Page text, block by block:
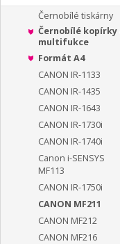
Černobílé tiskárny
Černobílé kopírky
multifukce
Formát A4
CANON IR-1133
CANON IR-1435
CANON IR-1643
CANON IR-1730i
CANON IR-1740i
Canon i-SENSYS
MF113
CANON IR-1750i
CANON MF211
CANON MF212
CANON MF216